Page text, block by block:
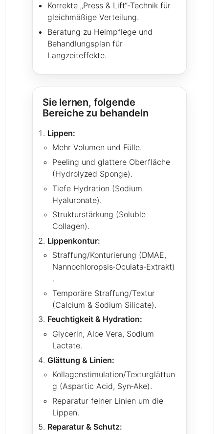
Korrekte „Press & Lift“‑Technik für
gleichmäßige Verteilung.
Beratung zu Heimpflege und
Behandlungsplan für
Langzeiteffekte.
Sie lernen, folgende
Bereiche zu behandeln
Lippen:
Mehr Volumen und Fülle.
Peeling und glattere Oberfläche
(Hydrolyzed Sponge).
Tiefe Hydration (Sodium
Hyaluronate).
Strukturstärkung (Soluble
Collagen).
Lippenkontur:
Straffung/Konturierung (DMAE,
Nannochloropsis‑Oculata‑Extrakt)
.
Temporäre Straffung/Textur
(Calcium & Sodium Silicate).
Feuchtigkeit & Hydration:
Glycerin, Aloe Vera, Sodium
Lactate.
Glättung & Linien:
Kollagenstimulation/Texturglättun
g (Aspartic Acid, Syn‑Ake).
Reparatur feiner Linien um die
Lippen.
Reparatur & Schutz: